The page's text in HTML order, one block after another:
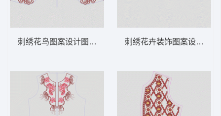
刺绣花鸟图案设计图 领 衣边下摆 中东阿拉刺绣花卉装饰图案设计图